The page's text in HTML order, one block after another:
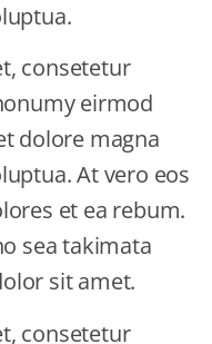
consetetur
eirmod
dolore magna
At vero eos
et ea rebum.
sea takimata
sit amet.
consetetur